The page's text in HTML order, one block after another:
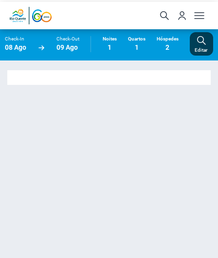
Check-In
08 Ago
Check-Out
09 Ago
Noites
1
Quartos
1
Hóspedes
2 Editar